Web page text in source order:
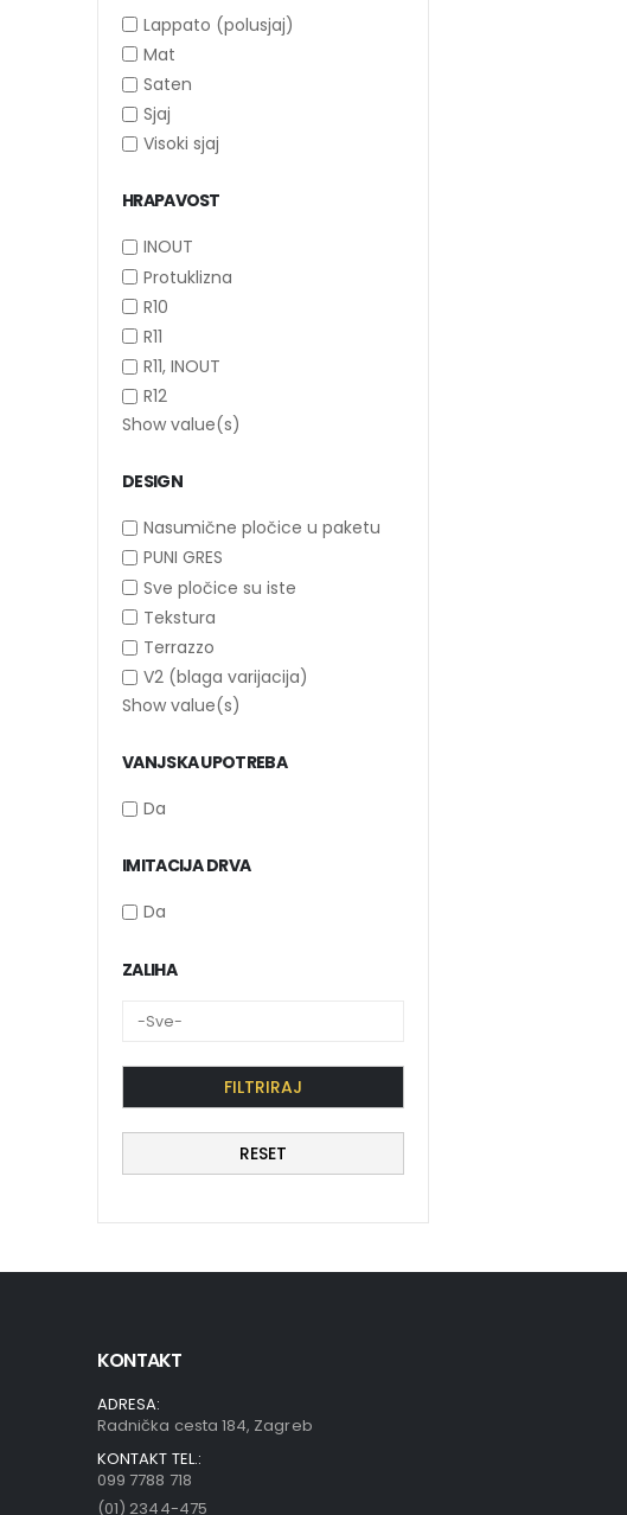
Lappato (polusjaj)
Mat
Saten
Sjaj
Visoki sjaj
HRAPAVOST
INOUT
Protuklizna
R10
R11
R11, INOUT
R12
Show value(s)
DESIGN
Nasumične pločice u paketu
PUNI GRES
Sve pločice su iste
Tekstura
Terrazzo
V2 (blaga varijacija)
Show value(s)
VANJSKA UPOTREBA
Da
IMITACIJA DRVA
Da
ZALIHA
FILTRIRAJ
RESET
KONTAKT
ADRESA:
Radnička cesta 184, Zagreb
KONTAKT TEL.:
099 7788 718
(01) 2344-475